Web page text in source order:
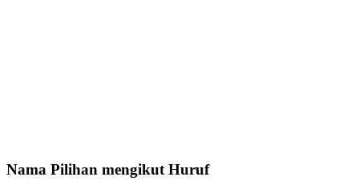
Nama Pilihan mengikut Huruf